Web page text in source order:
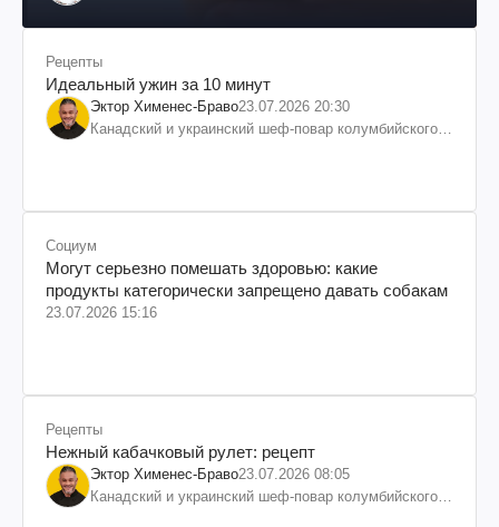
Рецепты
Идеальный ужин за 10 минут
Эктор Хименес-Браво23.07.2026 20:30
Канадский и украинский шеф-повар колумбийского
Социум
Могут серьезно помешать здоровью: какие
продукты категорически запрещено давать собакам
23.07.2026 15:16
Рецепты
Нежный кабачковый рулет: рецепт
Эктор Хименес-Браво23.07.2026 08:05
Канадский и украинский шеф-повар колумбийского